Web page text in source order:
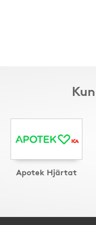
Apotek Hjärtat